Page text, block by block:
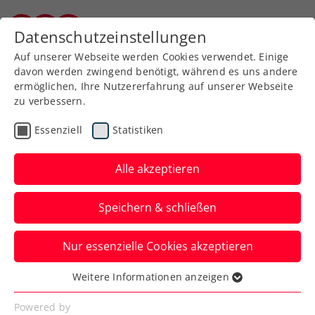
Zurück zur Newsübersicht
Turniere
Ivanovic kommt als
Ehrengast zum Upper
Austria Ladies Linz
Die zweifache Siegerin des WTA-Turniers
in Oberösterreichs Landeshauptstadt im
Interview.
Verfasst von: Presseaussendung / Redaktion, 24.01.2024
Datenschutzeinstellungen
Auf unserer Webseite werden Cookies verwendet. Einige
davon werden zwingend benötigt, während es uns andere
ermöglichen, Ihre Nutzererfahrung auf unserer Webseite
zu verbessern.
Essenziell Statistiken
Alle akzeptieren
Speichern & schließen
Nur essenzielle Cookies akzeptieren
Essenziell
Essenzielle Cookies werden für grundlegende
Weitere Informationen anzeigen
Powered by